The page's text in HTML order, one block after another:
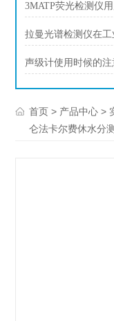
3MATP荧光检测仪
拉曼光谱检测仪在
声级计使用时候的注
首页 > 产品中心 >
仑法卡尔费休水分